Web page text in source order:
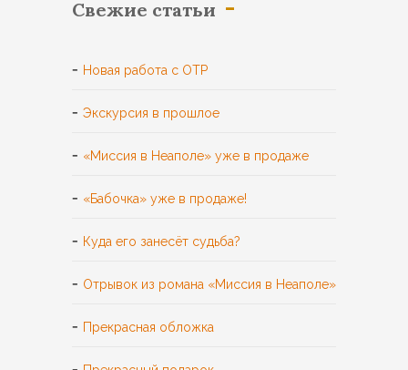
Свежие статьи
Новая работа с ОТР
Экскурсия в прошлое
«Миссия в Неаполе» уже в продаже
«Бабочка» уже в продаже!
Куда его занесёт судьба?
Отрывок из романа «Миссия в Неаполе»
Прекрасная обложка